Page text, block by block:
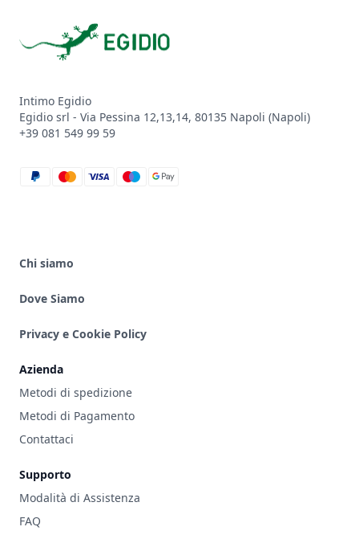
Intimo Egidio
Egidio srl - Via Pessina 12,13,14, 80135 Napoli (Napoli)
+39 081 549 99 59
paypal
mastercard
visa
maestro
google_pay
Chi siamo
Dove Siamo
Privacy e Cookie Policy
Azienda
Metodi di spedizione
Metodi di Pagamento
Contattaci
Supporto
Modalità di Assistenza
FAQ